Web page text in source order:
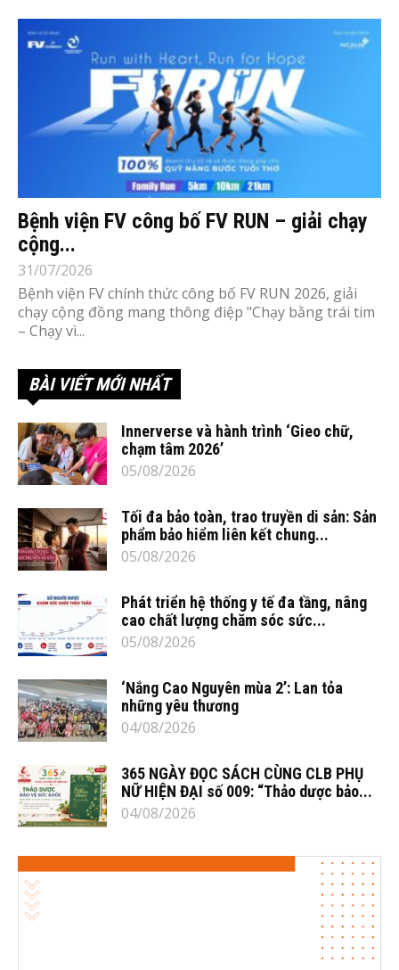
Bệnh viện FV công bố FV RUN – giải chạy
cộng...
31/07/2026
Bệnh viện FV chính thức công bố FV RUN 2026, giải
chạy cộng đồng mang thông điệp "Chạy bằng trái tim
– Chạy vì...
BÀI VIẾT MỚI NHẤT
Innerverse và hành trình ‘Gieo chữ,
chạm tâm 2026’
05/08/2026
Tối đa bảo toàn, trao truyền di sản: Sản
phẩm bảo hiểm liên kết chung...
05/08/2026
Phát triển hệ thống y tế đa tầng, nâng
cao chất lượng chăm sóc sức...
05/08/2026
‘Nắng Cao Nguyên mùa 2’: Lan tỏa
những yêu thương
04/08/2026
365 NGÀY ĐỌC SÁCH CÙNG CLB PHỤ
NỮ HIỆN ĐẠI số 009: “Thảo dược bảo...
04/08/2026